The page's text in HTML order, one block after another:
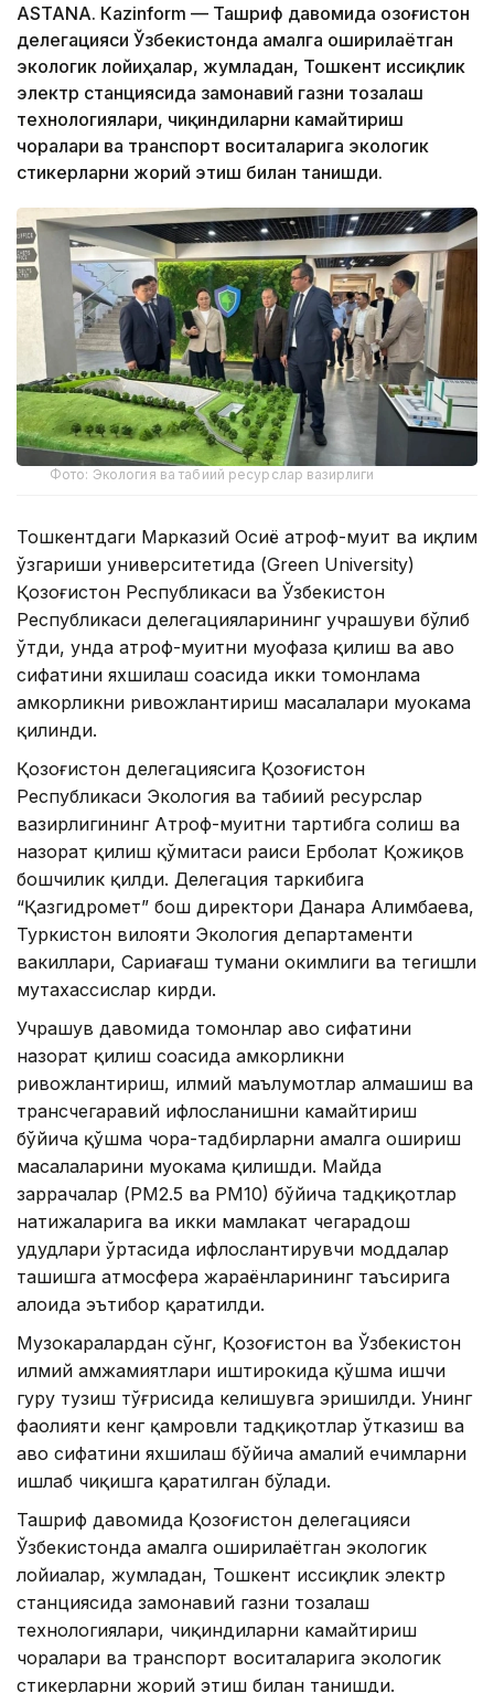
ASTANА. Кazinform — Ташриф давомида Қозоғистон
делегацияси Ўзбекистонда амалга оширилаётган
экологик лойиҳалар, жумладан, Тошкент иссиқлик
электр станциясида замонавий газни тозалаш
технологиялари, чиқиндиларни камайтириш
чоралари ва транспорт воситаларига экологик
стикерларни жорий этиш билан танишди.
Фото: Экология ва табиий ресурслар вазирлиги
Тошкентдаги Марказий Осиё атроф-муҳит ва иқлим
ўзгариши университетида (Green University)
Қозоғистон Республикаси ва Ўзбекистон
Республикаси делегацияларининг учрашуви бўлиб
ўтди, унда атроф-муҳитни муҳофаза қилиш ва ҳаво
сифатини яхшилаш соҳасида икки томонлама
ҳамкорликни ривожлантириш масалалари муҳокама
қилинди.
Қозоғистон делегациясига Қозоғистон
Республикаси Экология ва табиий ресурслар
вазирлигининг Атроф-муҳитни тартибга солиш ва
назорат қилиш қўмитаси раиси Ерболат Қожиқов
бошчилик қилди. Делегация таркибига
“Қазгидромет” бош директори Данара Алимбаева,
Туркистон вилояти Экология департаменти
вакиллари, Сариағаш тумани ҳокимлиги ва тегишли
мутахассислар кирди.
Учрашув давомида томонлар ҳаво сифатини
назорат қилиш соҳасида ҳамкорликни
ривожлантириш, илмий маълумотлар алмашиш ва
трансчегаравий ифлосланишни камайтириш
бўйича қўшма чора-тадбирларни амалга ошириш
масалаларини муҳокама қилишди. Майда
заррачалар (РМ2.5 ва РМ10) бўйича тадқиқотлар
натижаларига ва икки мамлакат чегарадош
ҳудудлари ўртасида ифлослантирувчи моддалар
ташишга атмосфера жараёнларининг таъсирига
алоҳида эътибор қаратилди.
Музокаралардан сўнг, Қозоғистон ва Ўзбекистон
илмий ҳамжамиятлари иштирокида қўшма ишчи
гуруҳ тузиш тўғрисида келишувга эришилди. Унинг
фаолияти кенг қамровли тадқиқотлар ўтказиш ва
ҳаво сифатини яхшилаш бўйича амалий ечимларни
ишлаб чиқишга қаратилган бўлади.
Ташриф давомида Қозоғистон делегацияси
Ўзбекистонда амалга оширилаётган экологик
лойиҳалар, жумладан, Тошкент иссиқлик электр
станциясида замонавий газни тозалаш
технологиялари, чиқиндиларни камайтириш
чоралари ва транспорт воситаларига экологик
стикерларни жорий этиш билан танишди.